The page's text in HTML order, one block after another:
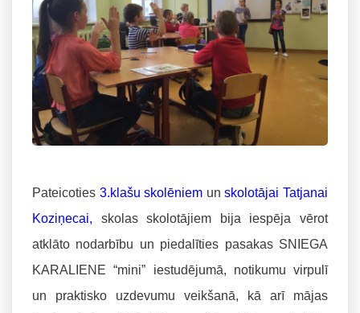
Pateicoties 3.klašu skolēniem unskolotājai Tatjanai
Koziņecai, skolas skolotājiem bija iespēja vērot
atklāto nodarbību un piedalīties pasakas SNIEGA
KARALIENE “mini” iestudējumā, notikumu virpulī
un praktisko uzdevumu veikšanā, kā arī mājas